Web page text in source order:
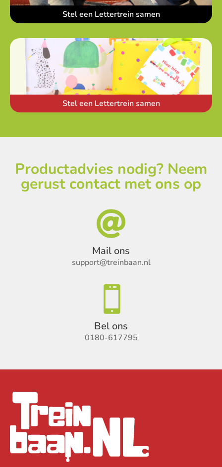
Stel een Lettertrein samen
Stel een Lettertrein samen
Productadvies nodig? Neem
gerust contact met ons op

Mail ons
support@treinbaan.nl

Bel ons
0180-617795